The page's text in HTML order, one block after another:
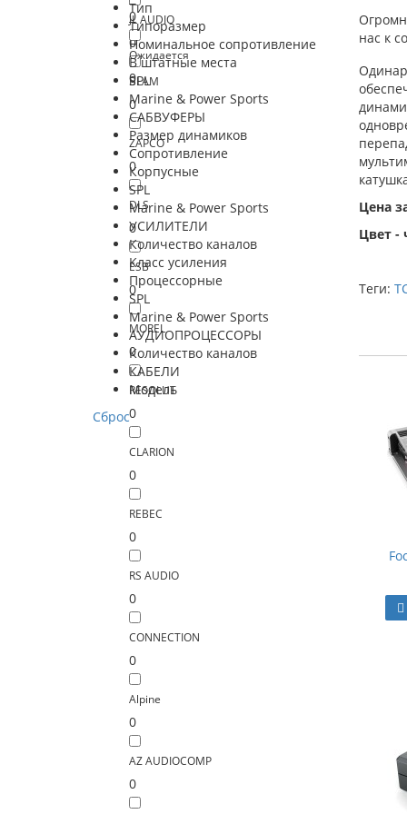
JL AUDIO
0
BLAM
0
ZAPCO
0
DLS
0
ESB
0
MOREL
0
RESOLUT
0
CLARION
0
REBEC
0
RS AUDIO
0
CONNECTION
0
Alpine
0
AZ AUDIOCOMP
0
0
Ожидается
0
Тип
Типоразмер
Номинальное сопротивление
В штатные места
SPL
Marine & Power Sports
САБВУФЕРЫ
Размер динамиков
Сопротивление
Корпусные
SPL
Marine & Power Sports
УСИЛИТЕЛИ
Количество каналов
Класс усиления
Процессорные
SPL
Marine & Power Sports
АУДИОПРОЦЕССОРЫ
Количество каналов
КАБЕЛИ
Модель
Сброс
нас к
Цена
Цвет -
Теги: